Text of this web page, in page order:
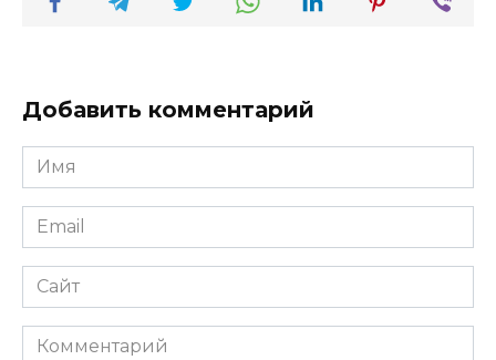
Добавить комментарий
Имя
*
Email
*
Сайт
Комментарий